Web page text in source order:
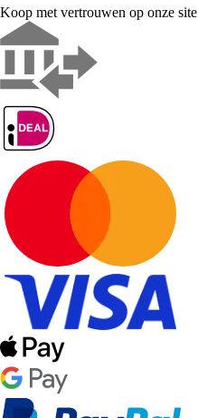
Koop met vertrouwen op onze site